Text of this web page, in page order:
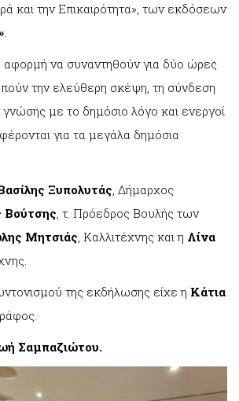
και την Επικαιρότητα», των εκδόσεων
.
αφορμή να συναντηθούν για δύο ώρες
την ελεύθερη σκέψη, τη σύνδεση
γνώσης με το δημόσιο λόγο και ενεργοί
για τα μεγάλα δημόσια
Ξυπολυτάς, Δήμαρχος
Βούτσης, τ. Πρόεδρος Βουλής των
Μητσιάς, Καλλιτέχνης και η Λίνα
της εκδήλωσης είχε η Κάτια
Σαμπαζιώτου.